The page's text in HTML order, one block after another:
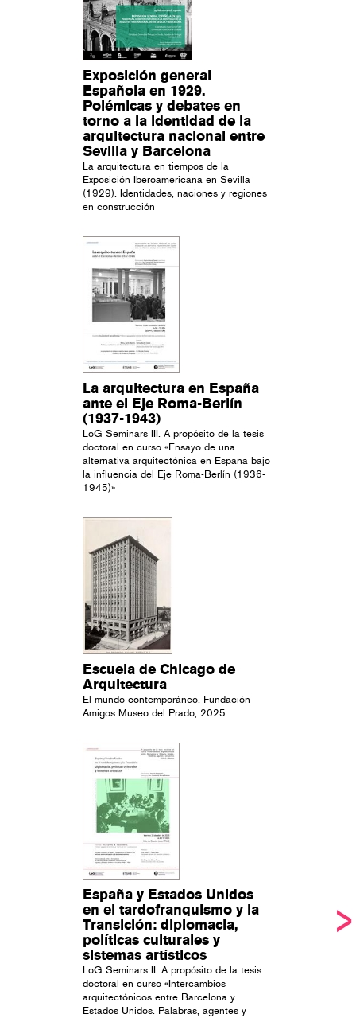
Exposición general
Española en 1929.
Polémicas y debates en
torno a la identidad de la
arquitectura nacional entre
Sevilla y Barcelona
La arquitectura en tiempos de la
Exposición Iberoamericana en Sevilla
(1929). Identidades, naciones y regiones
en construcción
La arquitectura en España
ante el Eje Roma-Berlín
(1937-1943)
LoG Seminars III. A propósito de la tesis
doctoral en curso «Ensayo de una
alternativa arquitectónica en España bajo
la influencia del Eje Roma-Berlín (1936-
1945)»
Escuela de Chicago de
Arquitectura
El mundo contemporáneo. Fundación
Amigos Museo del Prado, 2025
España y Estados Unidos
en el tardofranquismo y la
Transición: diplomacia,
políticas culturales y
sistemas artísticos
LoG Seminars II. A propósito de la tesis
doctoral en curso «Intercambios
arquitectónicos entre Barcelona y
Estados Unidos. Palabras, agentes y